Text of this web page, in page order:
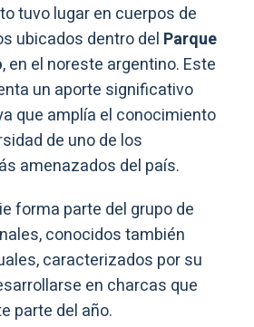
tuvo lugar en cuerpos de
ubicados dentro del Parque
, en el noreste argentino. Este
un aporte significativo
que amplía el conocimiento
de uno de los
amenazados del país.
forma parte del grupo de
conocidos también
caracterizados por su
en charcas que
parte del año.